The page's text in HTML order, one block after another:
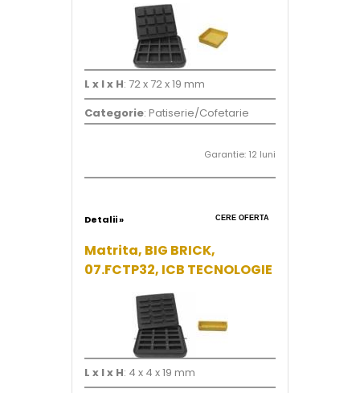
L x l x H: 72 x 72 x 19 mm
Categorie: Patiserie/Cofetarie
Garantie: 12 luni
Detalii » CERE OFERTA
Matrita, BIG BRICK,
07.FCTP32, ICB TECNOLOGIE
L x l x H: 4 x 4 x 19 mm